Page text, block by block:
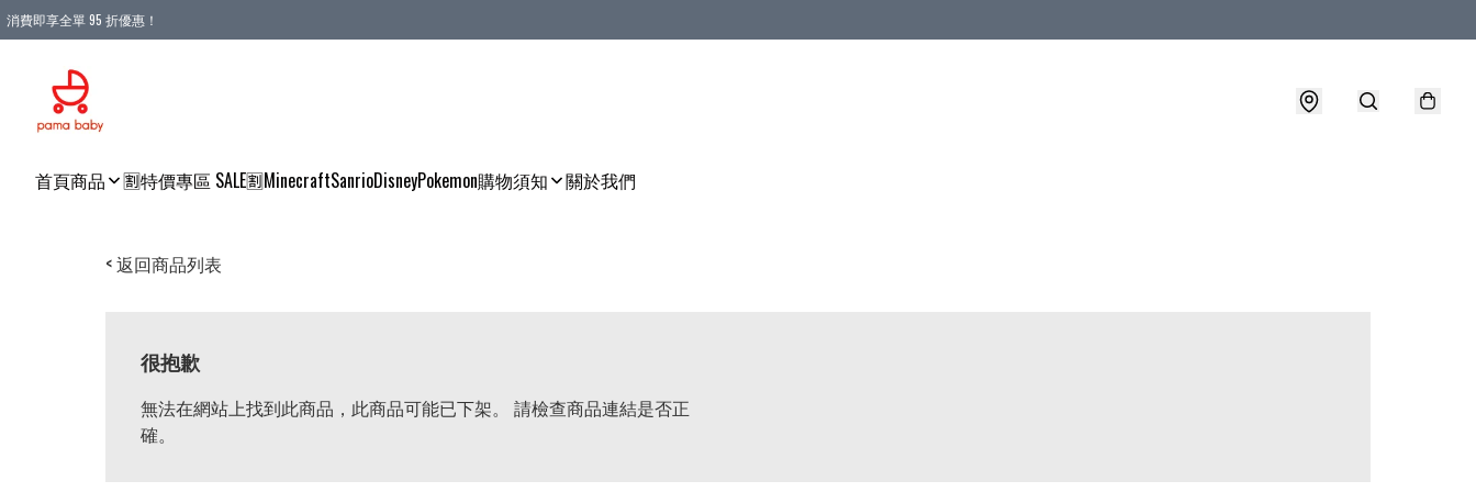
消費即享全單 95 折優惠！
首頁商品 🈹特價專區 SALE🈹MinecraftSanrioDisneyPokemon購物須知 關於我們
< 返回商品列表
很抱歉
無法在網站上找到此商品，此商品可能已下架。 請檢查商品連結是否正
確。